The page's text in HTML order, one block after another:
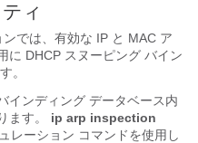
ィ
では、有効な IP と MAC ア
に DHCP スヌーピング バイン
。
インディング データベース内
ます。
ip arp inspection
レーション コマンドを使用し